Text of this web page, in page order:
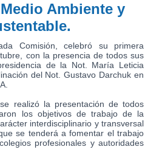
Ambiente y
Comisión, celebró su primera
con la presencia de todos sus
de la Not. María Leticia
del Not. Gustavo Darchuk en
realizó la presentación de todos
los objetivos de trabajo de la
interdisciplinario y transversal
se tenderá a fomentar el trabajo
profesionales y autoridades